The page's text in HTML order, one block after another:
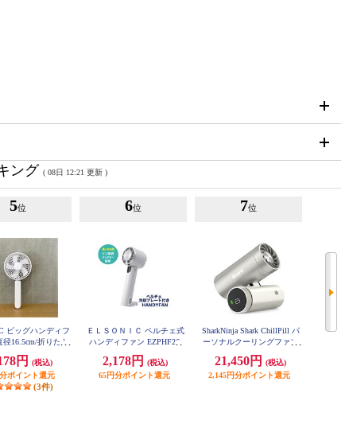
ング ( 08日 12:21 更新 )
5位
ビッグハンディフ
径16.5cm/折りたた
/USB-C充電】 EZ-
WH
円
(税込)
ポイント還元
(3件)
6位
ＥＬＳＯＮＩＣ ペルチェ式
ハンディファン EZPHF26
2,178円
(税込)
65円分ポイント還元
7位
SharkNinja Shark ChillPill パ
ーソナルクーリングファン
21,450円
(税込)
2,145円分ポイント還元
SONY